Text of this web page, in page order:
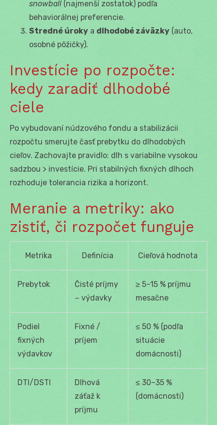
snowball (najmenší zostatok) podľa
behaviorálnej preferencie.
Stredné úroky a dlhodobé záväzky (auto,
osobné pôžičky).
Investície po rozpočte:
kedy zaradiť dlhodobé
ciele
Po vybudovaní núdzového fondu a stabilizácii
rozpočtu smerujte časť prebytku do dlhodobých
cieľov. Zachovajte pravidlo: dlh s variabilne vysokou
sadzbou > investície. Pri stabilných fixných dlhoch
rozhoduje tolerancia rizika a horizont.
Meranie a metriky: ako
zistiť, či rozpočet funguje
Metrika Definícia Cieľová hodnota
Prebytok
Čisté príjmy
− výdavky
≥ 5–15 % príjmu
mesačne
Podiel
fixných
výdavkov
Fixné /
príjem
≤ 50 % (podľa
situácie
domácnosti)
DTI/DSTI
Dlhová
záťaž k
príjmu
≤ 30–35 %
(domácnosti)